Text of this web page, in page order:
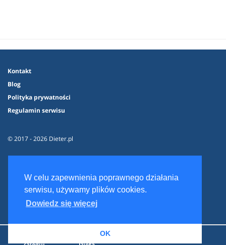
W celu zapewnienia poprawnego działania
serwisu, używamy plików cookies.
Dowiedz się więcej
OK
Kontakt
Blog
Polityka prywatności
Regulamin serwisu
© 2017 - 2026 Dieter.pl